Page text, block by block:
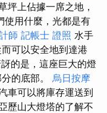
坪上佔據一席之地，
使用什麼，光都是有
師 記帳士 證照 水手
可以安全地到達港
的是，這座巨大的燈
的底部。 烏日按摩
車可以將庫存運送到
歷山大燈塔的了解不